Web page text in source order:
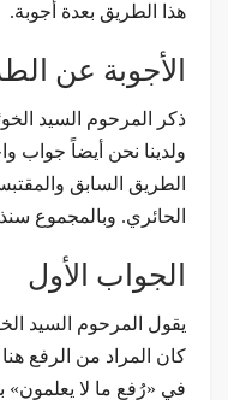
هذا الطريق بعدة أجوبة.
الأجوبة عن
ذكر المرحوم السيد
ولدينا نحن أيضاً جواب
الطريق السابق
الحائري. وبالمجموع
الجواب الأول
يقول المرحوم السيد
كان المراد من الرفع
في «رُفع ما لا يعلمون»